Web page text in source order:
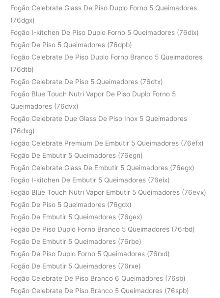
Fogão Celebrate Glass De Piso Duplo Forno 5 Queimadores
(76dgx)
Fogão I-kitchen De Piso Duplo Forno 5 Queimadores (76dix)
Fogão De Piso 5 Queimadores (76dpb)
Fogão Celebrate De Piso Duplo Forno Branco 5 Queimadores
(76dtb)
Fogão Celebrate De Piso 5 Queimadores (76dtx)
Fogão Blue Touch Nutri Vapor De Piso Duplo Forno 5
Queimadores (76dvx)
Fogão Celebrate Due Glass De Piso Inox 5 Queimadores
(76dxg)
Fogão Celebrate Premium De Embutir 5 Queimadores (76efx)
Fogão De Embutir 5 Queimadores (76egn)
Fogão Celebrate Glass De Embutir 5 Queimadores (76egx)
Fogão I-kitchen De Embutir 5 Queimadores (76eix)
Fogão Blue Touch Nutri Vapor Embutir 5 Queimadores (76evx)
Fogão De Piso 5 Queimadores (76gdx)
Fogão De Embutir 5 Queimadores (76gex)
Fogão De Piso Duplo Forno Branco 5 Queimadores (76rbd)
Fogão De Embutir 5 Queimadores (76rbe)
Fogão De Piso Duplo Forno 5 Queimadores (76rxd)
Fogão De Embutir 5 Queimadores (76rxe)
Fogão Celebrate De Piso Branco 6 Queimadores (76sb)
Fogão Celebrate De Piso Branco 5 Queimadores (76spb)